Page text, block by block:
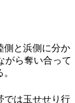
側と浜側に分か
がら奪い合って
では玉せせり行